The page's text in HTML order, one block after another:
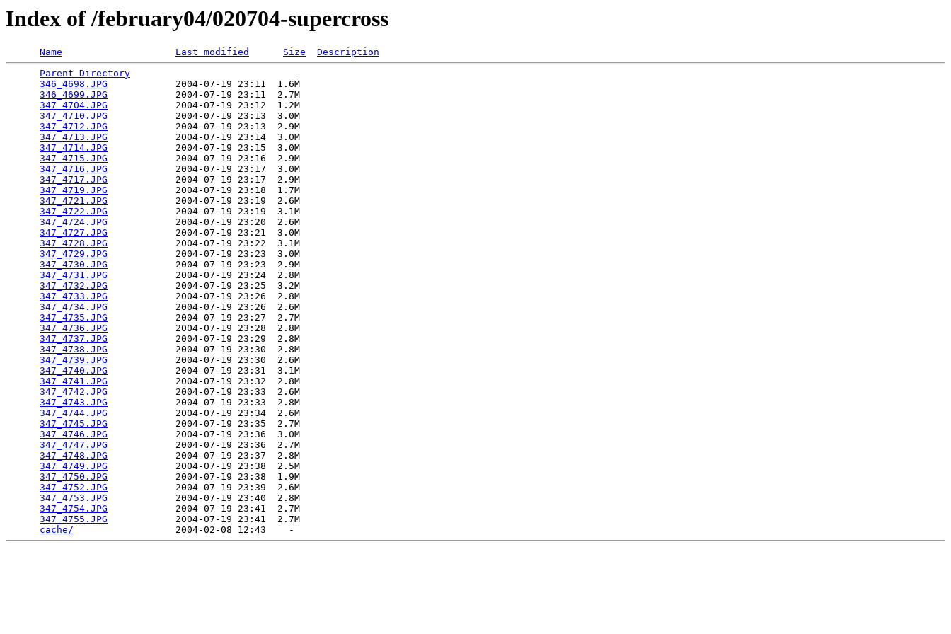
Index of /february04/020704-supercross
Name Last modified Size
Description
Parent Directory
                             -
346_4698.JPG
            2004-07-19 23:11  1.6M
346_4699.JPG
            2004-07-19 23:11  2.7M
347_4704.JPG
            2004-07-19 23:12  1.2M
347_4710.JPG
            2004-07-19 23:13  3.0M
347_4712.JPG
            2004-07-19 23:13  2.9M
347_4713.JPG
            2004-07-19 23:14  3.0M
347_4714.JPG
            2004-07-19 23:15  3.0M
347_4715.JPG
            2004-07-19 23:16  2.9M
347_4716.JPG
            2004-07-19 23:17  3.0M
347_4717.JPG
            2004-07-19 23:17  2.9M
347_4719.JPG
            2004-07-19 23:18  1.7M
347_4721.JPG
            2004-07-19 23:19  2.6M
347_4722.JPG
            2004-07-19 23:19  3.1M
347_4724.JPG
            2004-07-19 23:20  2.6M
347_4727.JPG
            2004-07-19 23:21  3.0M
347_4728.JPG
            2004-07-19 23:22  3.1M
347_4729.JPG
            2004-07-19 23:23  3.0M
347_4730.JPG
            2004-07-19 23:23  2.9M
347_4731.JPG
            2004-07-19 23:24  2.8M
347_4732.JPG
            2004-07-19 23:25  3.2M
347_4733.JPG
            2004-07-19 23:26  2.8M
347_4734.JPG
            2004-07-19 23:26  2.6M
347_4735.JPG
            2004-07-19 23:27  2.7M
347_4736.JPG
            2004-07-19 23:28  2.8M
347_4737.JPG
            2004-07-19 23:29  2.8M
347_4738.JPG
            2004-07-19 23:30  2.8M
347_4739.JPG
            2004-07-19 23:30  2.6M
347_4740.JPG
            2004-07-19 23:31  3.1M
347_4741.JPG
            2004-07-19 23:32  2.8M
347_4742.JPG
            2004-07-19 23:33  2.6M
347_4743.JPG
            2004-07-19 23:33  2.8M
347_4744.JPG
            2004-07-19 23:34  2.6M
347_4745.JPG
            2004-07-19 23:35  2.7M
347_4746.JPG
            2004-07-19 23:36  3.0M
347_4747.JPG
            2004-07-19 23:36  2.7M
347_4748.JPG
            2004-07-19 23:37  2.8M
347_4749.JPG
            2004-07-19 23:38  2.5M
347_4750.JPG
            2004-07-19 23:38  1.9M
347_4752.JPG
            2004-07-19 23:39  2.6M
347_4753.JPG
            2004-07-19 23:40  2.8M
347_4754.JPG
            2004-07-19 23:41  2.7M
347_4755.JPG
            2004-07-19 23:41  2.7M
cache/